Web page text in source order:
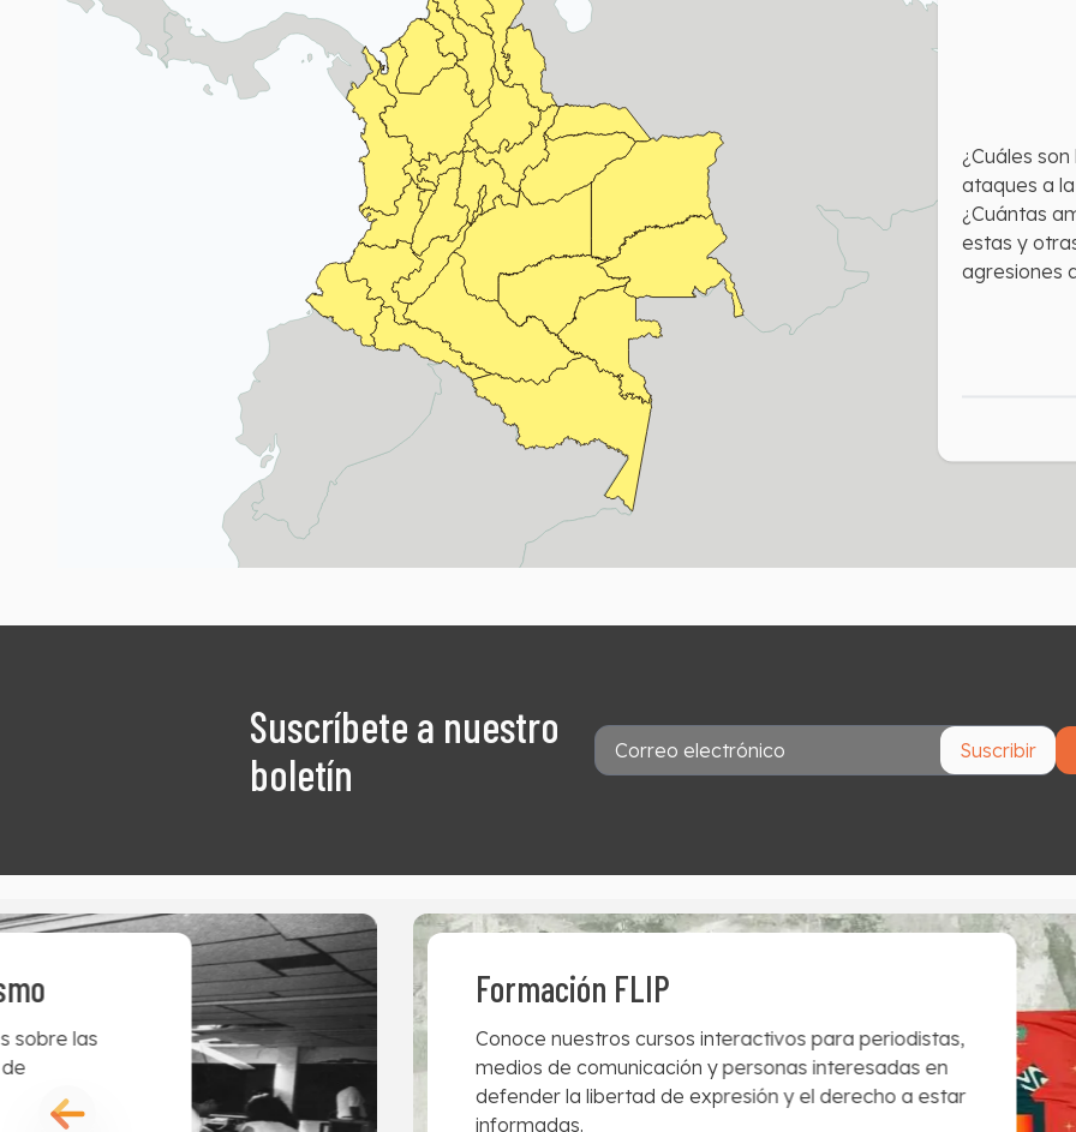
¿Cuáles
ataques a
¿Cuántas
estas y
agresiones
Suscríbete a nuestro
boletín
Suscribir
sobre las
Formación FLIP
Conoce nuestros cursos interactivos para periodistas,
medios de comunicación y personas interesadas en
defender la libertad de expresión y el derecho a estar
informadas.